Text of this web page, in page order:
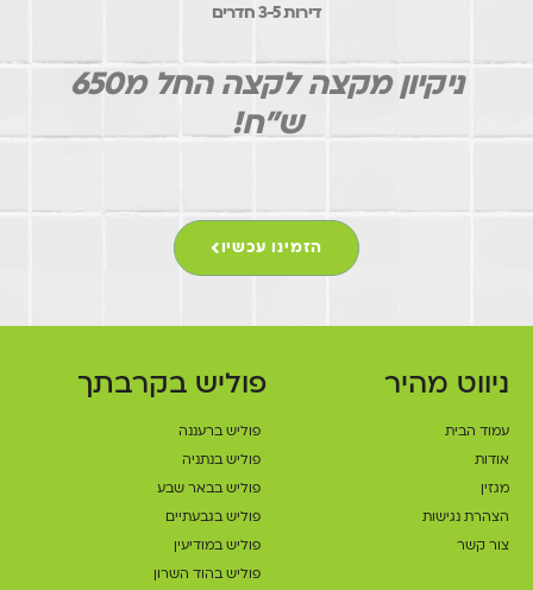
דירות 3-5 חדרים
ניקיון מקצה לקצה החל מ650
ש"ח!
הזמינו עכשיו
ניווט מהיר
עמוד הבית
אודות
מגזין
הצהרת נגישות
צור קשר
פוליש בקרבתך
פוליש ברעננה
פוליש בנתניה
פוליש בבאר שבע
פוליש בגבעתיים
פוליש במודיעין
פוליש בהוד השרון